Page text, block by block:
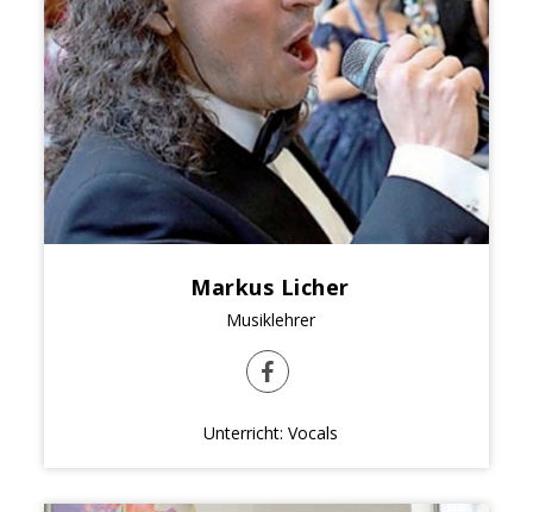
Markus Licher
Musiklehrer
Unterricht: Vocals